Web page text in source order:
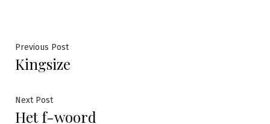
Bericht
navigatie
Previous PostPrevious
post:
Kingsize
Next PostNext
post:
Het f-woord